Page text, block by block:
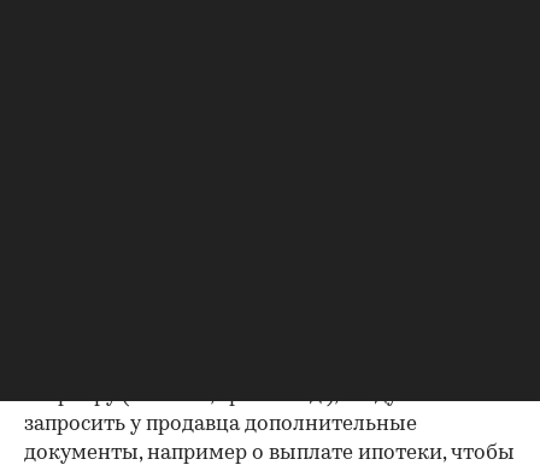
запросить у продавца дополнительные
документы, например о выплате ипотеки, чтобы